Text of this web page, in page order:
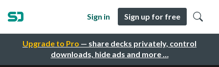
Upgrade to Pro — share decks privately, control
downloads, hide ads and more …
Sign in Sign up for free